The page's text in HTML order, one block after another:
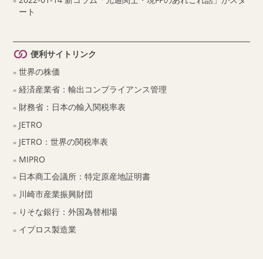
ート
便利サイトリンク
世界の株価
経済産業省：輸出コンプライアンス管理
財務省：日本の輸入関税率表
JETRO
JETRO：世界の関税率表
MIPRO
日本商工会議所：特定原産地証明書
川崎市産業振興財団
りそな銀行：外国為替相場
イプロス製造業